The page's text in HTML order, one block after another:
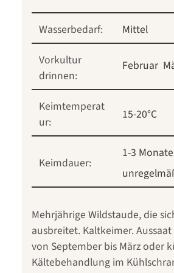
Wasserbedarf:
Mittel
Vorkultur
drinnen:
Februar
Keimtemperat
ur:
15-20°C
Keimdauer:
1-3 Monate
Mehrjährige Wildstaude, die
ausbreitet. Kaltkeimer.
von September bis März oder
Kältebehandlung im